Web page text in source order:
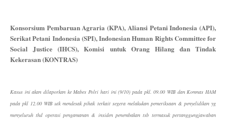
Konsorsium Pembaruan Agraria (KPA), Aliansi Petani Indonesia (API),
Serikat Petani Indonesia (SPI), Indonesian Human Rights Committee for
Social Justice (IHCS), Komisi untuk Orang Hilang dan Tindak
Kekerasan (KONTRAS)
Kasus ini akan dilaporkan ke Mabes Polri hari ini (9/10) pada pkl. 09.00 WIB dan Komnas HAM
pada pkl 12.00 WIB utk mendesak pihak terkait segera melakukan pemeriksaan & penyelidikan yg
menyeluruh thd operasi pengamanan & insiden penembakan tsb termasuk pertanggungjawaban